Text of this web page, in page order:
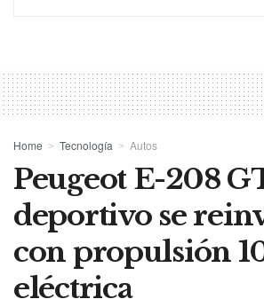
Home Tecnología Autos
Peugeot E-208
deportivo se
con propulsión
eléctrica